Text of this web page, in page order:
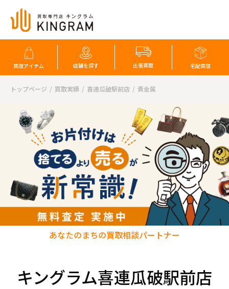
買取アイテム 店舗を探す 出張買取 宅配買取
トップページ 買取実績 喜連瓜破駅前店 貴金属
キングラム喜連瓜破駅前店
あなたのまちの買取相談パートナー